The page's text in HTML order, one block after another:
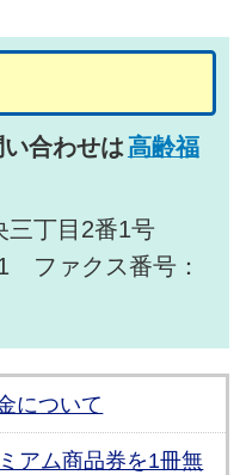
合わせは高齢福
丁目2番1号
ファクス番号：
について
アム商品券を1冊無